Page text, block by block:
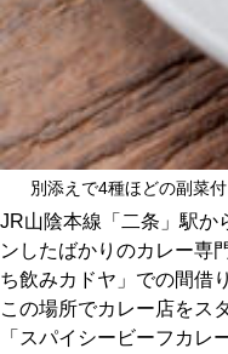
MAIN
SERIES
カレーが
京都おや
別添えで4種ほどの副菜
JR山陰本線「二条」駅か
ンしたばかりのカレー専
ち飲みカドヤ」での間借
この場所でカレー店をス
「スパイシービーフカレ